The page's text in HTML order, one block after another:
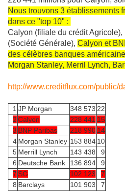
Nous trouvons 3 établissements
dans ce "top 10" :
Calyon (filiale du crédit
(Société Générale), Calyon et
des célèbres banques
Morgan Stanley, Merril Lynch,
http://www.creditflux.com/public/
1 JP Morgan 348 573 22
2 Calyon 228 441 15
3 BNP Paribas 218 990 14
4 Morgan Stanley 153 884 10
5 Merrill Lynch 143 438
9
6 Deutsche Bank 136 894
9
7 SG 102 123
7
8 Barclays 101 903
7